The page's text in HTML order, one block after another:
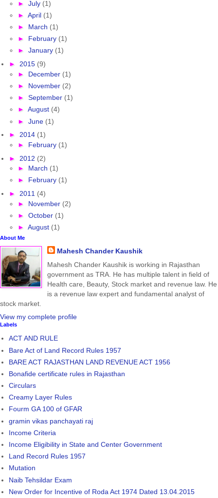
► July (1)
► April (1)
► March (1)
► February (1)
► January (1)
► 2015 (9)
► December (1)
► November (2)
► September (1)
► August (4)
► June (1)
► 2014 (1)
► February (1)
► 2012 (2)
► March (1)
► February (1)
► 2011 (4)
► November (2)
► October (1)
► August (1)
About Me
Mahesh Chander Kaushik
Mahesh Chander Kaushik is working in Rajasthan
government as TRA. He has multiple talent in field of
Health care, Beauty, Stock market and revenue law. He
is a revenue law expert and fundamental analyst of
stock market.
View my complete profile
Labels
ACT AND RULE
Bare Act of Land Record Rules 1957
BARE ACT RAJASTHAN LAND REVENUE ACT 1956
Bonafide certificate rules in Rajasthan
Circulars
Creamy Layer Rules
Fourm GA 100 of GFAR
gramin vikas panchayati raj
Income Criteria
Income Eligibility in State and Center Government
Land Record Rules 1957
Mutation
Naib Tehsildar Exam
New Order for Incentive of Roda Act 1974 Dated 13.04.2015